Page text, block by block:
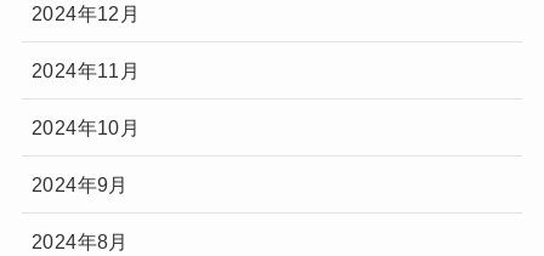
2024年12月
2024年11月
2024年10月
2024年9月
2024年8月